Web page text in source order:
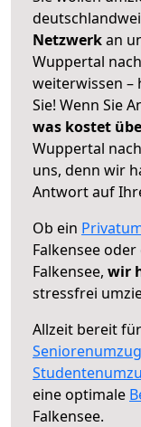
Netzwerkan
Wuppertal
weiterwissen –
Sie! Wenn Sie
was kostet
Wuppertal
uns, denn wir
Antwort auf
Ob ein
Falkensee
Falkensee, wir
stressfrei
Allzeit bereit
Seniorenumzug
eine optimale
Falkensee.